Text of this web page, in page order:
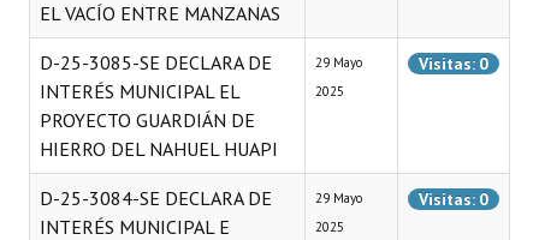
EL VACÍO ENTRE MANZANAS
D-25-3085-SE DECLARA DE
INTERÉS MUNICIPAL EL
PROYECTO GUARDIÁN DE
HIERRO DEL NAHUEL HUAPI
29 Mayo
2025
Visitas: 0
D-25-3084-SE DECLARA DE
INTERÉS MUNICIPAL E
29 Mayo
2025
Visitas: 0